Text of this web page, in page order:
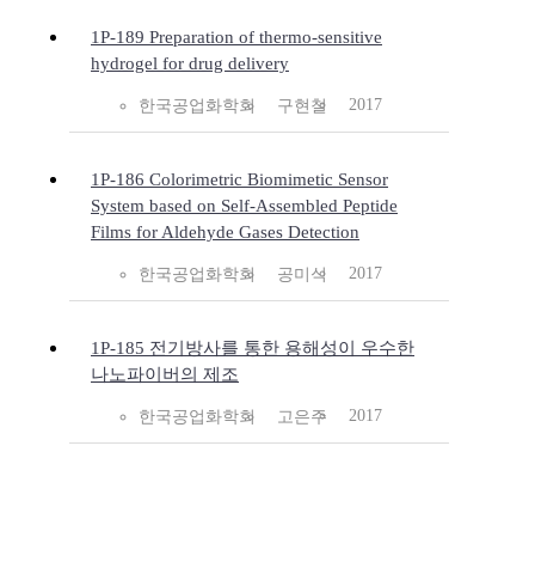
1P-189 Preparation of thermo-sensitive
hydrogel for drug delivery
한국공업화학회 구현철 2017
1P-186 Colorimetric Biomimetic Sensor
System based on Self-Assembled Peptide
Films for Aldehyde Gases Detection
한국공업화학회 공미식 2017
1P-185 전기방사를 통한 용해성이 우수한
나노파이버의 제조
한국공업화학회 고은주 2017